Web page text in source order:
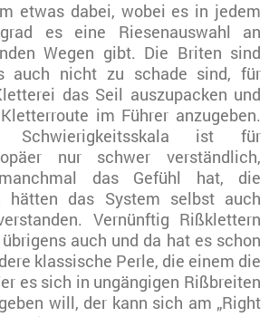
etwas dabei, wobei es in jedem
es eine Riesenauswahl an
Wegen gibt. Die Briten sind
auch nicht zu schade sind, für
das Seil auszupacken und
im Führer anzugeben.
ist für
nur schwer verständlich,
das Gefühl hat, die
hätten das System selbst auch
Vernünftig Rißklettern
auch und da hat es schon
klassische Perle, die einem die
es sich in ungängigen Rißbreiten
will, der kann sich am „Right